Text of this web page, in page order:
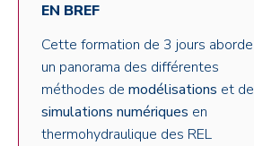
EN BREF
Cette formation de 3 jours aborde
un panorama des différentes
méthodes de modélisations et de
simulations numériques en
thermohydraulique des REL